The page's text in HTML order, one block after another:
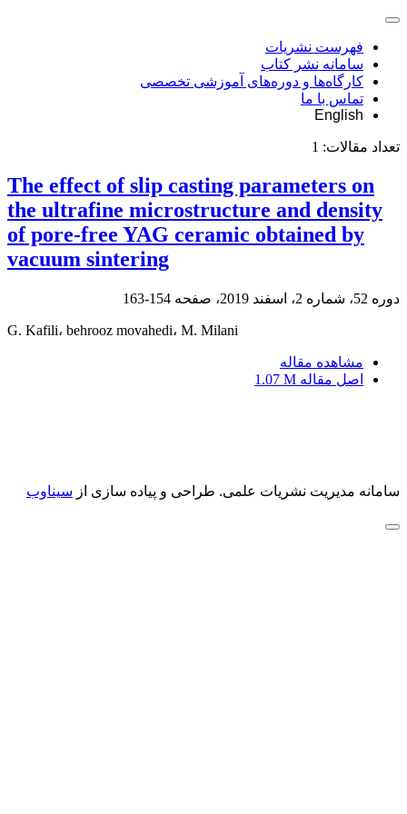
فهرست نشریات
سامانه نشر کتاب
کارگاه‌ها و دوره‌های آموزشی تخصصی
تماس با ما
English
تعداد مقالات: 1
The effect of slip casting parameters on
the ultrafine microstructure and density
of pore-free YAG ceramic obtained by
vacuum sintering
دوره 52، شماره 2، اسفند 2019، صفحه 154-163
G. Kafili، behrooz movahedi، M. Milani
مشاهده مقاله
اصل مقاله 1.07 M
سامانه مدیریت نشریات علمی. طراحی و پیاده سازی از سیناوب